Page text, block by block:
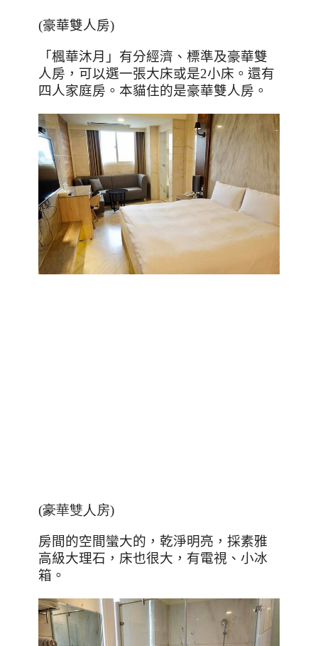
(豪華雙人房)
「楓華沐月」有分經濟、標準及豪華雙
人房，可以選一張大床或是2小床。還有
四人家庭房。本貓住的是豪華雙人房 。
(豪華雙人房)
房間的空間蠻大的，乾淨明亮，採素雅
高級大理石，床也很大，有電視、小冰
箱。